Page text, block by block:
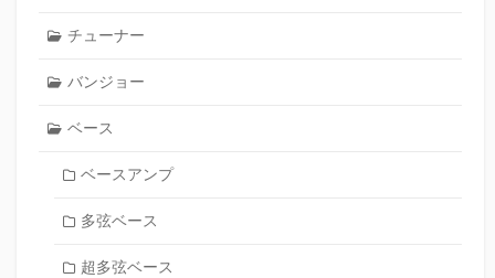
チューナー
バンジョー
ベース
ベースアンプ
多弦ベース
超多弦ベース